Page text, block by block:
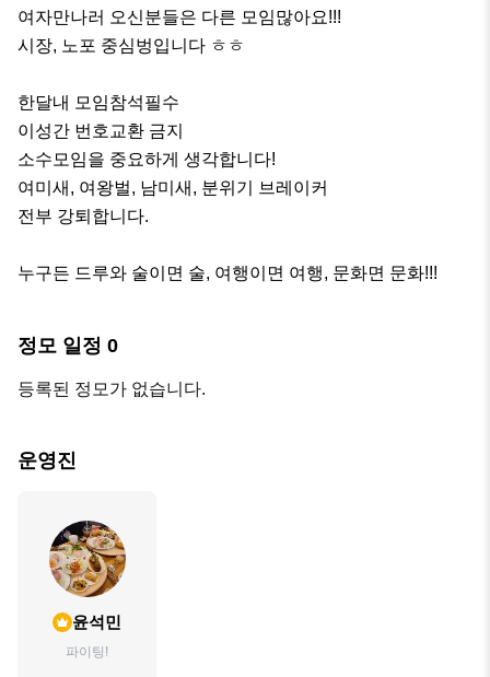
여자만나러 오신분들은 다른 모임많아요!!!
시장, 노포 중심벙입니다 ㅎㅎ
한달내 모임참석필수
이성간 번호교환 금지
소수모임을 중요하게 생각합니다!
여미새, 여왕벌, 남미새, 분위기 브레이커
전부 강퇴합니다.
누구든 드루와 술이면 술, 여행이면 여행, 문화면 문화!!!
정모 일정 0
등록된 정모가 없습니다.
운영진
윤석민
파이팅!